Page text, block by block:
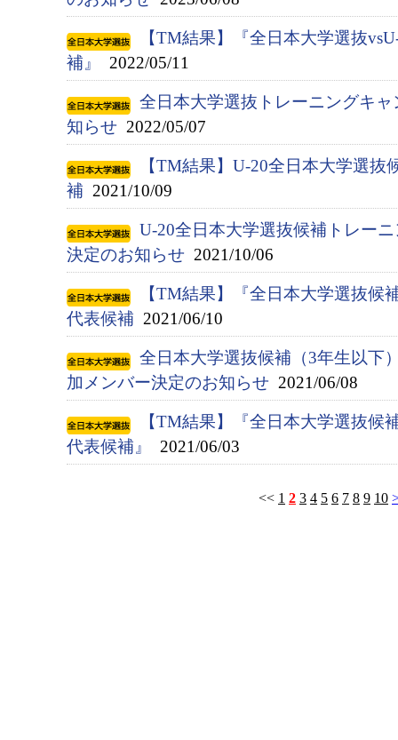
【TM結果】『全日本大学選抜
補』
2022/05/11
全日本大学選抜トレーニングキ
知らせ 2022/05/07
【TM結果】U-20全日本大学選抜
補 2021/10/09
U-20全日本大学選抜候補トレー
決定のお知らせ 2021/10/06
【TM結果】『全日本大学選抜候
代表候補 2021/06/10
全日本大学選抜候補（3年生以下
加メンバー決定のお知らせ 2021/06/08
【TM結果】『全日本大学選抜候
代表候補』
2021/06/03
<< 1 2 3 4 5 6 7 8 9 10